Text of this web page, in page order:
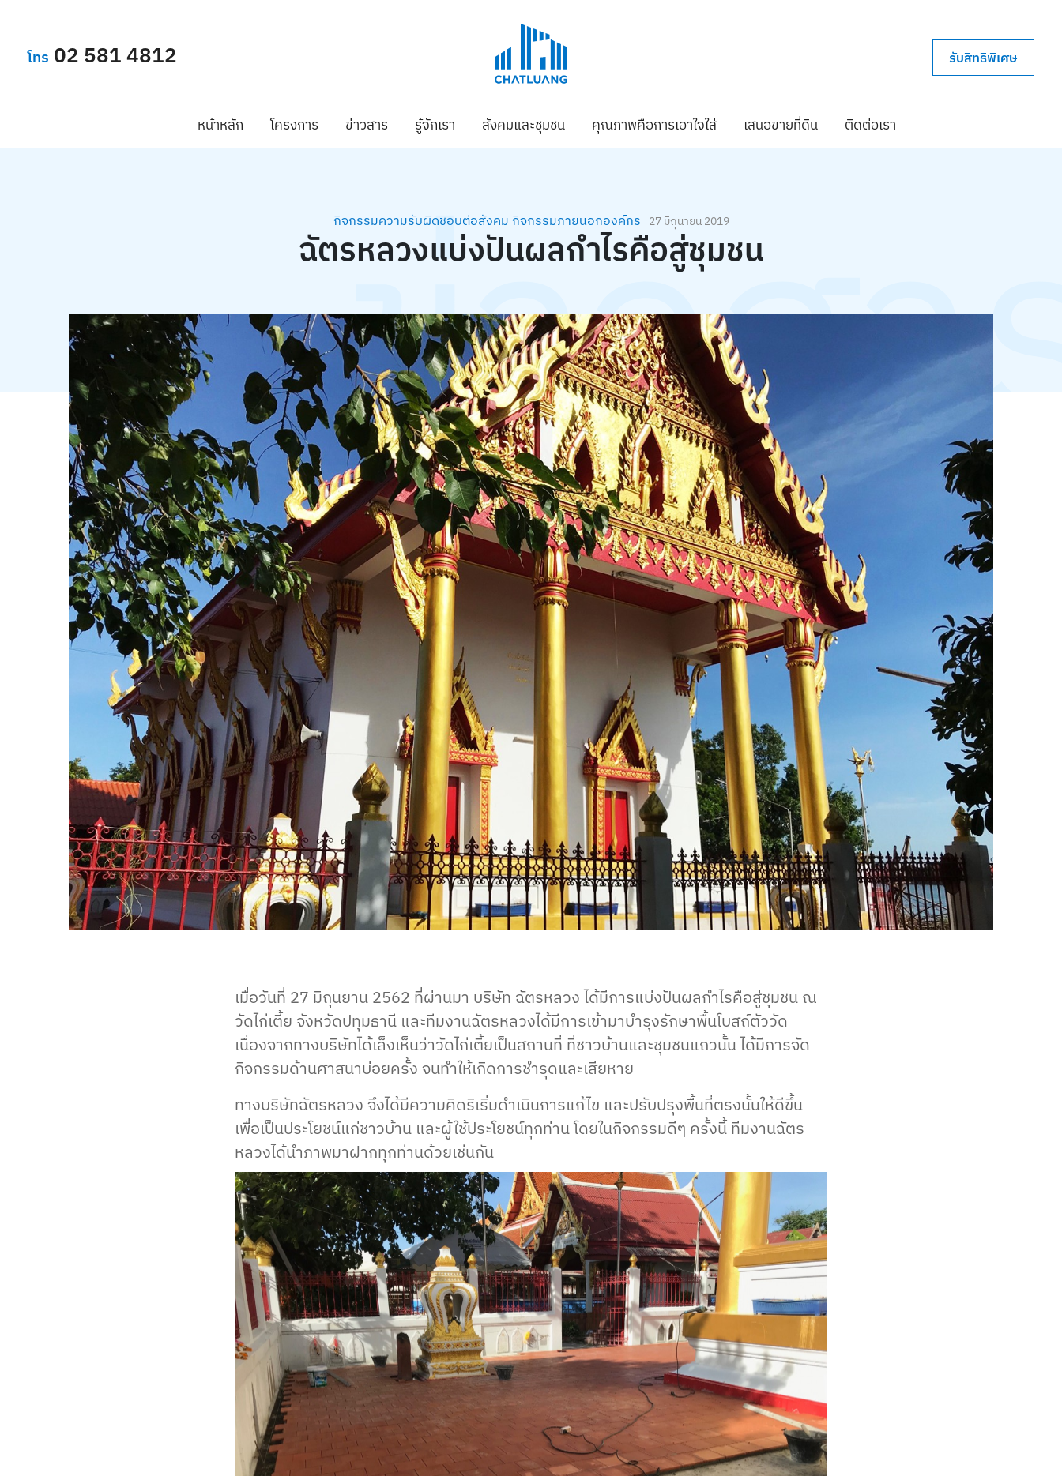
โทร 02 581 4812 รับสิทธิพิเศษ
หน้าหลัก โครงการ ข่าวสาร รู้จักเรา สังคมและชุมชน คุณภาพคือการเอาใจใส่ เสนอขายที่ดิน ติดต่อเรา
กิจกรรมความรับผิดชอบต่อสังคม กิจกรรมภายนอกองค์กร 27 มิถุนายน 2019
ฉัตรหลวงแบ่งปันผลกำไรคือสู่ชุมชน
ข่าวสา
เมื่อวันที่ 27 มิถุนยาน 2562 ที่ผ่านมา บริษัท ฉัตรหลวง ได้มีการแบ่งปันผลกำไรคือสู่ชุมชน ณ
วัดไก่เตี้ย จังหวัดปทุมธานี และทีมงานฉัตรหลวงได้มีการเข้ามาบำรุงรักษาพื้นโบสถ์ตัววัด
เนื่องจากทางบริษัทได้เล็งเห็นว่าวัดไก่เตี้ยเป็นสถานที่ ที่ชาวบ้านและชุมชนแถวนั้น ได้มีการจัด
กิจกรรมด้านศาสนาบ่อยครั้ง จนทำให้เกิดการชำรุดและเสียหาย
ทางบริษัทฉัตรหลวง จึงได้มีความคิดริเริ่มดำเนินการแก้ไข และปรับปรุงพื้นที่ตรงนั้นให้ดีขึ้น
เพื่อเป็นประโยชน์แก่ชาวบ้าน และผู้ใช้ประโยชน์ทุกท่าน โดยในกิจกรรมดีๆ ครั้งนี้ ทีมงานฉัตร
หลวงได้นำภาพมาฝากทุกท่านด้วยเช่นกัน